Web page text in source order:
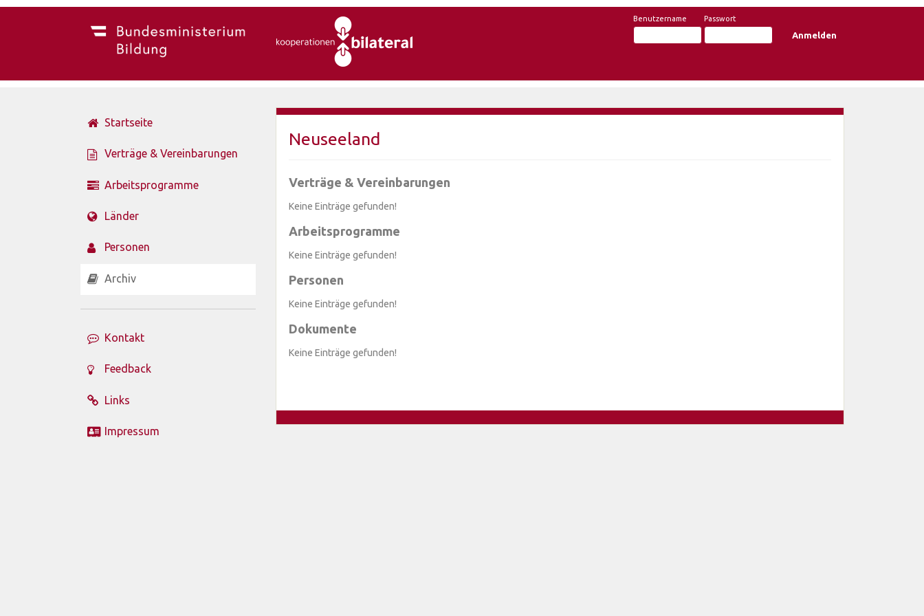
Benutzername Passwort
Startseite
Verträge & Vereinbarungen
Arbeitsprogramme
Länder
Personen
Archiv
Kontakt
Feedback
Links
Impressum
Neuseeland
Verträge & Vereinbarungen
Keine Einträge gefunden!
Arbeitsprogramme
Keine Einträge gefunden!
Personen
Keine Einträge gefunden!
Dokumente
Keine Einträge gefunden!